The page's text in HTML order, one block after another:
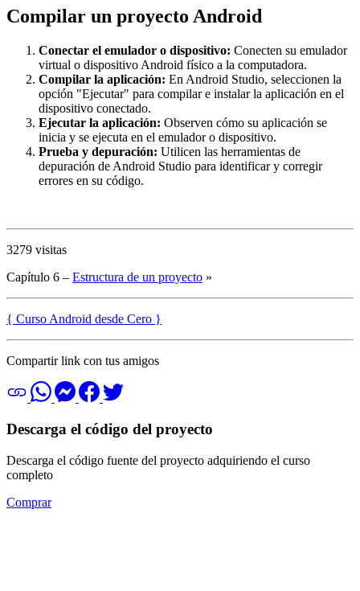
Compilar un proyecto Android
Conectar el emulador o dispositivo: Conecten su emulador
virtual o dispositivo Android físico a la computadora.
Compilar la aplicación: En Android Studio, seleccionen la
opción "Ejecutar" para compilar e instalar la aplicación en el
dispositivo conectado.
Ejecutar la aplicación: Observen cómo su aplicación se
inicia y se ejecuta en el emulador o dispositivo.
Prueba y depuración: Utilicen las herramientas de
depuración de Android Studio para identificar y corregir
errores en su código.
3279 visitas
Capítulo 6 – Estructura de un proyecto »
{ Curso Android desde Cero }
Compartir link con tus amigos
Descarga el código del proyecto
Descarga el código fuente del proyecto adquiriendo el curso
completo
Comprar